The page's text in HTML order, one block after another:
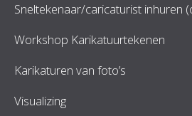
Sneltekenaar/caricaturist inhuren
Workshop Karikatuurtekenen
Karikaturen van foto’s
Visualizing